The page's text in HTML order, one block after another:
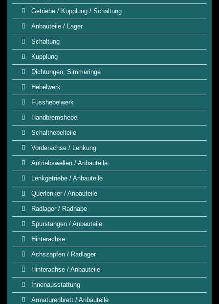
Getriebe / Kupplung / Schaltung
Anbauteile / Lager
Schaltung
Kupplung
Dichtungen, Simmeringe
Hebelwerk
Fusshebelwerk
Handbremshebel
Schalthebelteile
Vorderachse / Lenkung
Antriebswellen / Anbauteile
Lenkgetriebe / Anbauteile
Querlenker / Anbauteile
Radlager / Radnabe
Spurstangen / Anbauteile
Hinterachse
Achszapfen / Radlager
Hinterachse / Anbauteile
Innenausstattung
Armaturenbrett / Anbauteile